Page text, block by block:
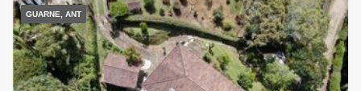
GUARNE, ANT